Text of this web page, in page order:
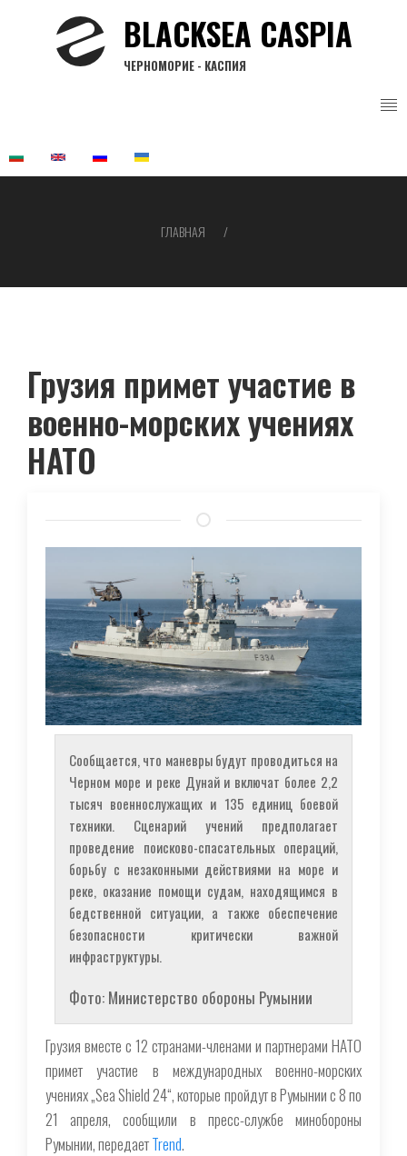
BLACKSEA CASPIA
ЧЕРНОМОРИЕ - КАСПИЯ
навигации
ГЛАВНАЯ
Грузия примет участие в
военно-морских учениях
НАТО
Сообщается, что маневры будут проводиться на
Черном море и реке Дунай и включат более 2,2
тысяч военнослужащих и 135 единиц боевой
техники. Сценарий учений предполагает
проведение поисково-спасательных операций,
борьбу с незаконными действиями на море и
реке, оказание помощи судам, находящимся в
бедственной ситуации, а также обеспечение
безопасности критически важной
инфраструктуры.
Фото: Министерство обороны Румынии
Грузия вместе с 12 странами-членами и партнерами НАТО
примет участие в международных военно-морских
учениях „Sea Shield 24“, которые пройдут в Румынии с 8 по
21 апреля, сообщили в пресс-службе минобороны
Румынии, передаетTrend.